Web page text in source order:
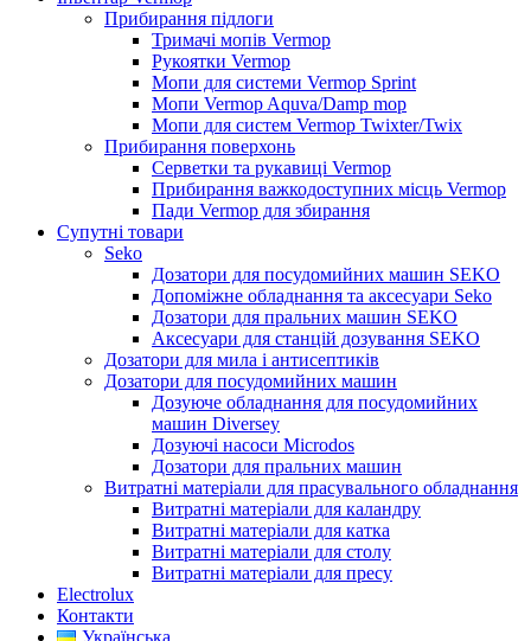
Прибирання підлоги
Тримачі мопів Vermop
Рукоятки Vermop
Мопи для системи Vermop Sprint
Мопи Vermop Aquva/Damp mop
Мопи для систем Vermop Twixter/Twix
Прибирання поверхонь
Серветки та рукавиці Vermop
Прибирання важкодоступних місць Vermop
Пади Vermop для збирання
Супутні товари
Seko
Дозатори для посудомийних машин SEKO
Допоміжне обладнання та аксесуари Seko
Дозатори для пральних машин SEKO
Аксесуари для станцій дозування SEKO
Дозатори для мила і антисептиків
Дозатори для посудомийних машин
Дозуюче обладнання для посудомийних
машин Diversey
Дозуючі насоси Microdos
Дозатори для пральних машин
Витратні матеріали для прасувального обладнання
Витратні матеріали для каландру
Витратні матеріали для катка
Витратні матеріали для столу
Витратні матеріали для пресу
Electrolux
Контакти
Українська